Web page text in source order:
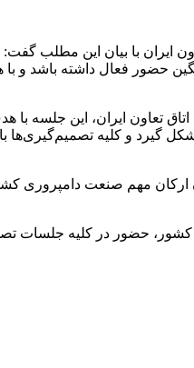
ایران با بیان این مطلب
فعال داشته باشد و با
به اتاق تعاون ایران، این
گیرد و کلیه
مهم صنعت دامپروری کشور
کشور، حضور در کلیه